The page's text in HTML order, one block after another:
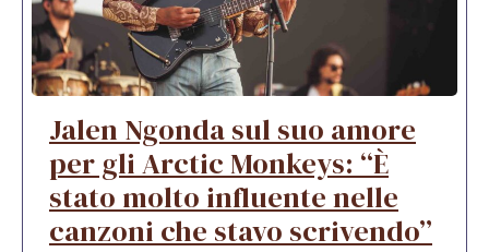
Jalen Ngonda sul suo amore
per gli Arctic Monkeys: “È
stato molto influente nelle
canzoni che stavo scrivendo”